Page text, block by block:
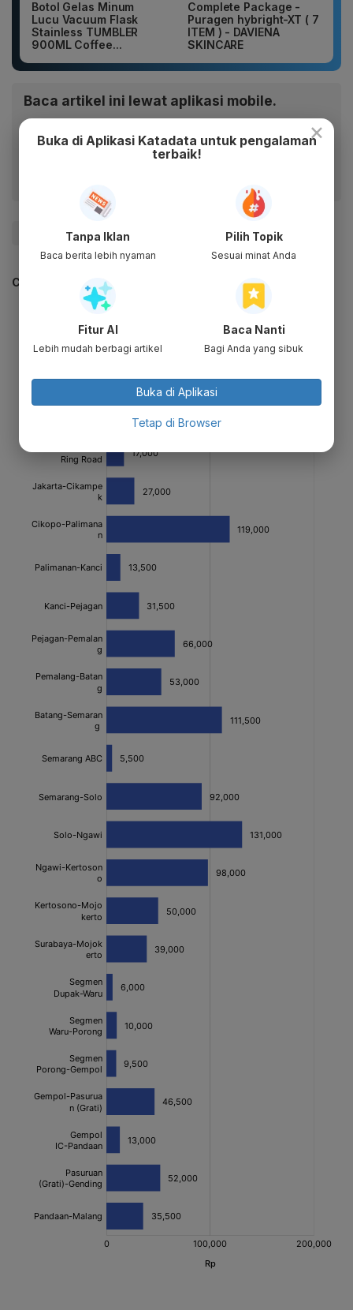
Botol Gelas Minum
Lucu Vacuum Flask
Stainless TUMBLER
900ML Coffee...
Complete Package -
Puragen hybright-XT ( 7
ITEM ) - DAVIENA
SKINCARE
Baca artikel ini lewat aplikasi mobile.
Dapatkan pengalaman membaca lebih nyaman dan nikmati
fitur menarik lainnya lewat aplikasi mobile Katadata.
#gerhana matahari #Update Me
CEK JUGA DATA INI
×
Buka di Aplikasi Katadata untuk pengalaman
terbaik!
Tanpa Iklan
Baca berita lebih nyaman
Pilih Topik
Sesuai minat Anda
Fitur AI
Lebih mudah berbagi artikel
Baca Nanti
Bagi Anda yang sibuk
Buka di Aplikasi
Tetap di Browser